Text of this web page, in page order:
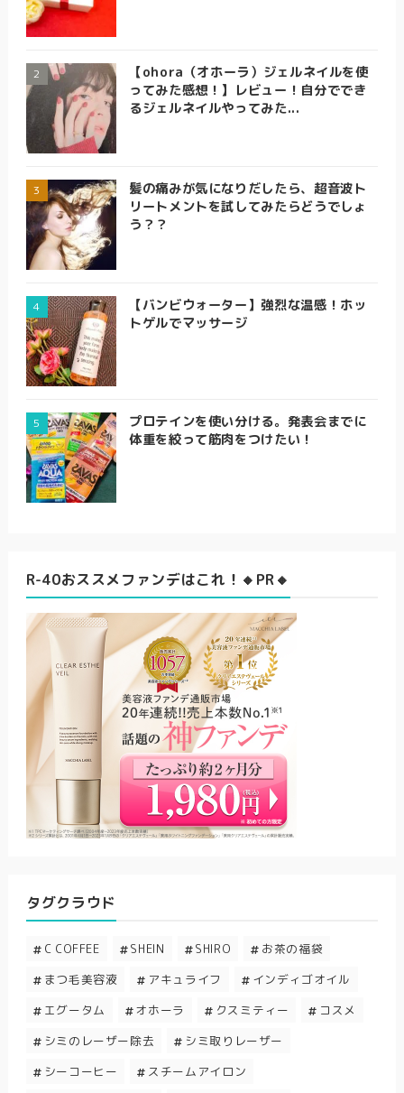
【ohora（オホーラ）ジェルネイルを使
ってみた感想！】レビュー！自分ででき
るジェルネイルやってみた...
髪の痛みが気になりだしたら、超音波ト
リートメントを試してみたらどうでしょ
う？？
【バンビウォーター】強烈な温感！ホッ
トゲルでマッサージ
プロテインを使い分ける。発表会までに
体重を絞って筋肉をつけたい！
R-40おススメファンデはこれ！🔸PR🔸
タグクラウド
C COFFEE SHEIN SHIRO
お茶の福袋
まつ毛美容液
アキュライフ
インディゴオイル
エグータム
オホーラ クスミティー
コスメ
シミのレーザー除去
シミ取りレーザー
シーコーヒー
スチームアイロン